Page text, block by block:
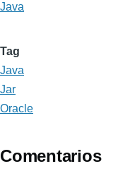
Java
Tag
Java
Jar
Oracle
Comentarios